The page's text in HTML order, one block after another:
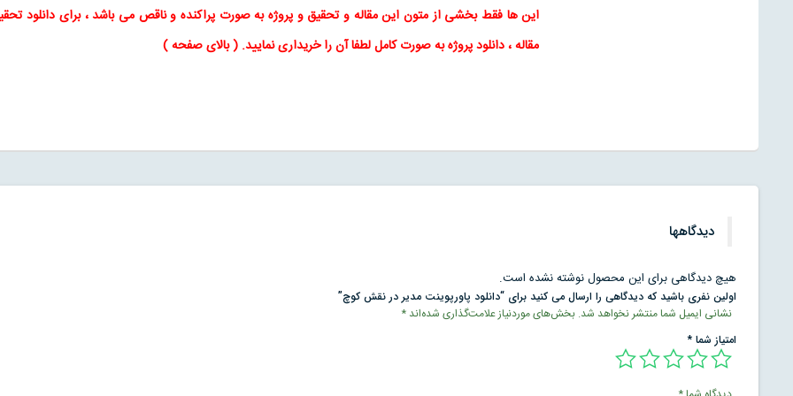
این ها فقط بخشی از متون اینمقاله وتحقیق و پروژه به صورت پراکنده و ناقص می باشد ، برای دانلود
مقاله، دانلود پروژه به صورت کامل لطفا آن را خریداری نمایید. (بالای صفحه)
دیدگاهها
هیچ دیدگاهی برای این محصول نوشته نشده است.
اولین نفری باشید که دیدگاهی را ارسال می کنید برای “دانلود پاورپوینت مدیر در نقش کوچ”
نشانی ایمیل شما منتشر نخواهد شد. بخش‌های موردنیاز علامت‌گذاری شده‌اند*
امتیاز شما*